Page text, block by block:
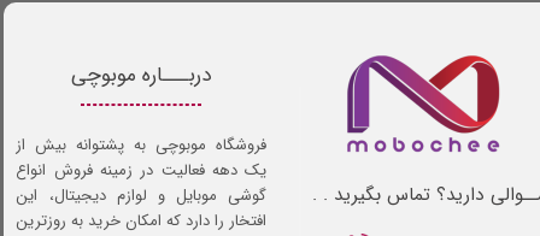
دارید؟ تماس بگیرید . .
دربـــاره موبوچی
فروشگاه موبوچی به پشتوانه بیش از
یک دهه فعالیت در زمینه فروش انواع
گوشی موبایل و لوازم دیجیتال، این
افتخار را دارد که امکان خرید به روزترین